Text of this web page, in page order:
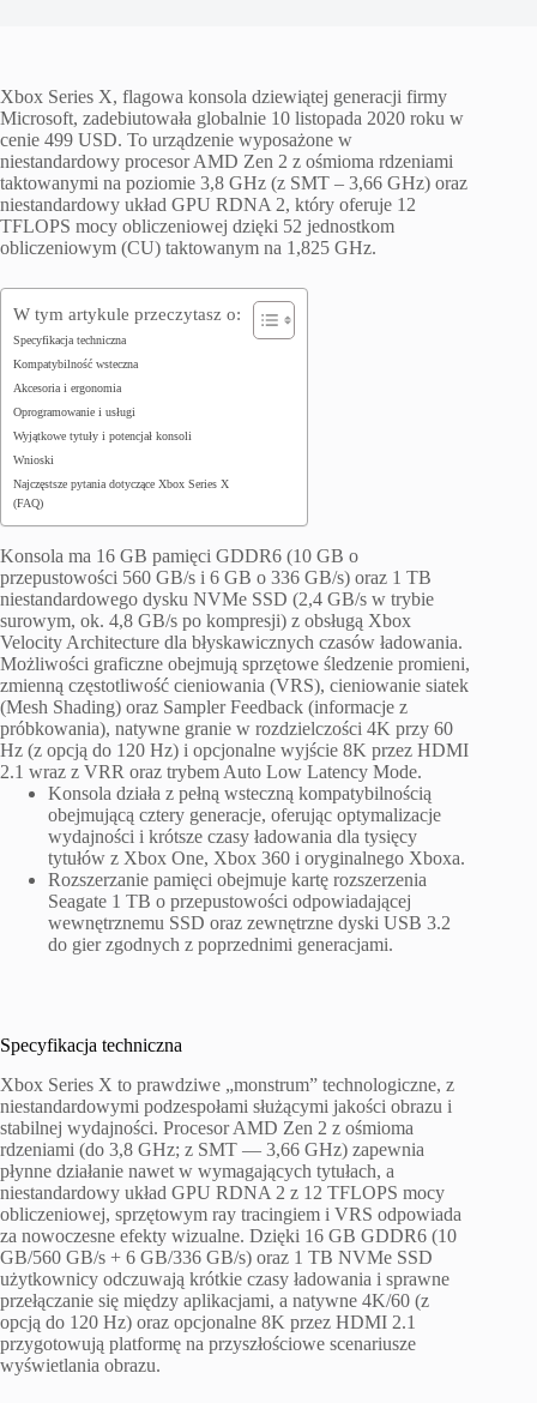
Xbox Series X, flagowa konsola dziewiątej generacji firmy
Microsoft, zadebiutowała globalnie 10 listopada 2020 roku w
cenie 499 USD. To urządzenie wyposażone w
niestandardowy procesor AMD Zen 2 z ośmioma rdzeniami
taktowanymi na poziomie 3,8 GHz (z SMT – 3,66 GHz) oraz
niestandardowy układ GPU RDNA 2, który oferuje 12
TFLOPS mocy obliczeniowej dzięki 52 jednostkom
obliczeniowym (CU) taktowanym na 1,825 GHz.
W tym artykule przeczytasz o:
Specyfikacja techniczna
Kompatybilność wsteczna
Akcesoria i ergonomia
Oprogramowanie i usługi
Wyjątkowe tytuły i potencjał konsoli
Wnioski
Najczęstsze pytania dotyczące Xbox Series X
(FAQ)
Konsola ma 16 GB pamięci GDDR6 (10 GB o
przepustowości 560 GB/s i 6 GB o 336 GB/s) oraz 1 TB
niestandardowego dysku NVMe SSD (2,4 GB/s w trybie
surowym, ok. 4,8 GB/s po kompresji) z obsługą Xbox
Velocity Architecture dla błyskawicznych czasów ładowania.
Możliwości graficzne obejmują sprzętowe śledzenie promieni,
zmienną częstotliwość cieniowania (VRS), cieniowanie siatek
(Mesh Shading) oraz Sampler Feedback (informacje z
próbkowania), natywne granie w rozdzielczości 4K przy 60
Hz (z opcją do 120 Hz) i opcjonalne wyjście 8K przez HDMI
2.1 wraz z VRR oraz trybem Auto Low Latency Mode.
Konsola działa z pełną wsteczną kompatybilnością
obejmującą cztery generacje, oferując optymalizacje
wydajności i krótsze czasy ładowania dla tysięcy
tytułów z Xbox One, Xbox 360 i oryginalnego Xboxa.
Rozszerzanie pamięci obejmuje kartę rozszerzenia
Seagate 1 TB o przepustowości odpowiadającej
wewnętrznemu SSD oraz zewnętrzne dyski USB 3.2
do gier zgodnych z poprzednimi generacjami.
Specyfikacja techniczna
Xbox Series X to prawdziwe „monstrum” technologiczne, z
niestandardowymi podzespołami służącymi jakości obrazu i
stabilnej wydajności. Procesor AMD Zen 2 z ośmioma
rdzeniami (do 3,8 GHz; z SMT — 3,66 GHz) zapewnia
płynne działanie nawet w wymagających tytułach, a
niestandardowy układ GPU RDNA 2 z 12 TFLOPS mocy
obliczeniowej, sprzętowym ray tracingiem i VRS odpowiada
za nowoczesne efekty wizualne. Dzięki 16 GB GDDR6 (10
GB/560 GB/s + 6 GB/336 GB/s) oraz 1 TB NVMe SSD
użytkownicy odczuwają krótkie czasy ładowania i sprawne
przełączanie się między aplikacjami, a natywne 4K/60 (z
opcją do 120 Hz) oraz opcjonalne 8K przez HDMI 2.1
przygotowują platformę na przyszłościowe scenariusze
wyświetlania obrazu.